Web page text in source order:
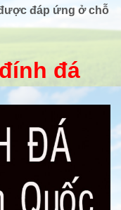
đáp ứng ở chỗ
đá